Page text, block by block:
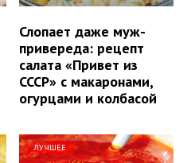
Слопает даже муж-
привереда: рецепт
салата «Привет из
СССР» с макаронами,
огурцами и колбасой
ЛУЧШЕЕ